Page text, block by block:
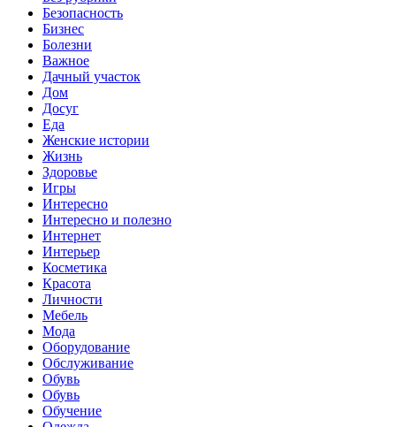
Безопасность
Бизнес
Болезни
Важное
Дачный участок
Дом
Досуг
Еда
Женские истории
Жизнь
Здоровье
Игры
Интересно
Интересно и полезно
Интернет
Интерьер
Косметика
Красота
Личности
Мебель
Мода
Оборудование
Обслуживание
Обувь
Обувь
Обучение